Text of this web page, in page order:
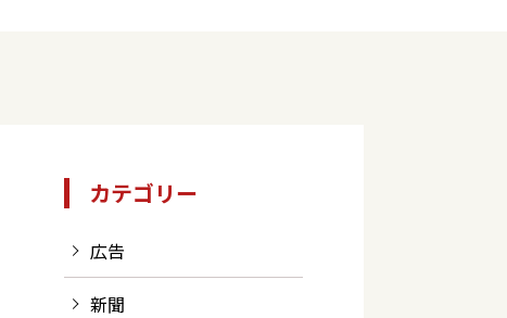
カテゴリー
広告
新聞